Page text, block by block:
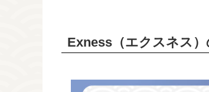
Exness（エクスネス